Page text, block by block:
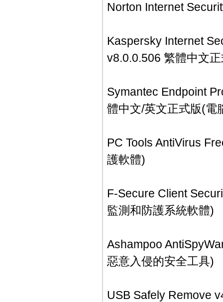
Norton Internet
Kaspersky Internet
v8.0.0.506 繁體中文
Symantec Endpoint
體中文/英文正式版(電
PC Tools AntiVirus
護軟體)
F-Secure Client
監測和防護系統軟體)
Ashampoo
惡意入侵的安全工具)
USB Safely Remove